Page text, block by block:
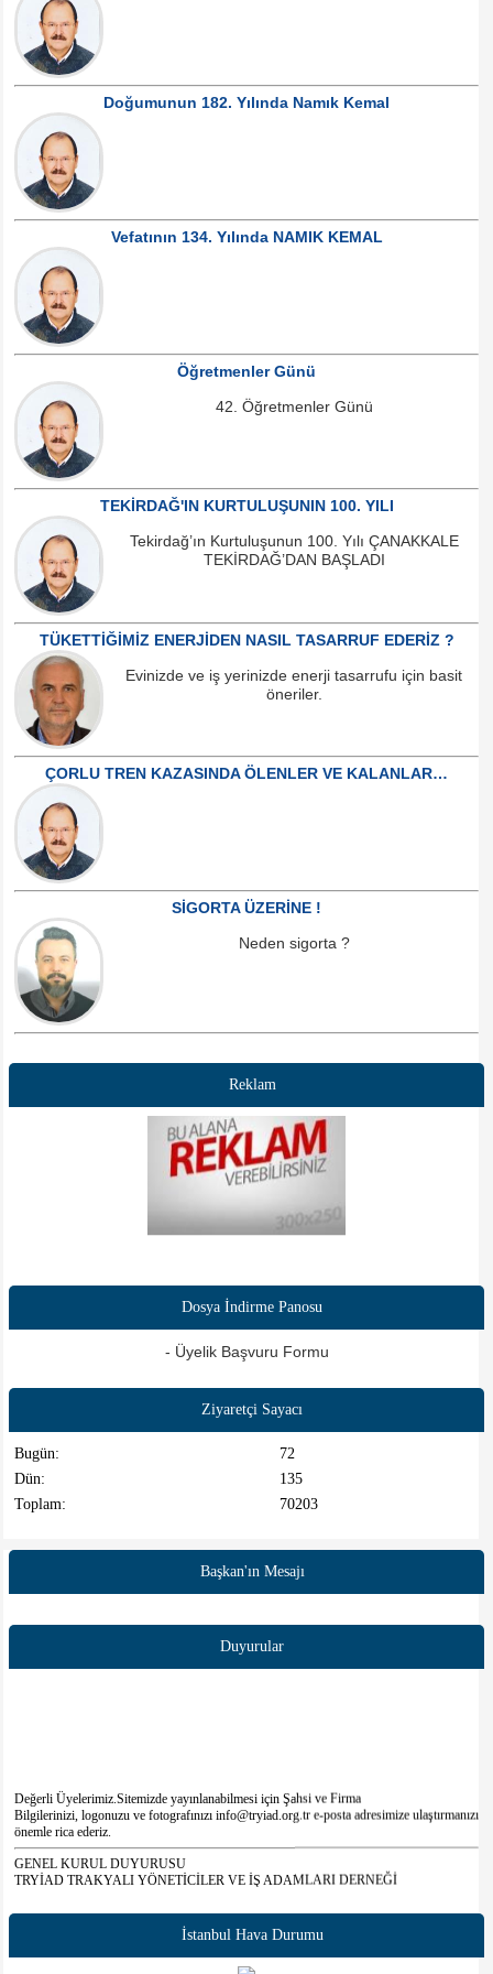
Başkan'ın Mesajı
Duyurular
Değerli Üyelerimiz.Sitemizde yayınlanabilmesi için Şahsi ve Firma
Bilgilerinizi, logonuzu ve fotografınızı info@tryiad.org.tr e-posta adresimize ulaştırmanızı
önemle rica ederiz.
GENEL KURUL DUYURUSU
TRYİAD TRAKYALI YÖNETİCİLER VE İŞ ADAMLARI DERNEĞİ
Toplantısı 23 Eylül 2023 Cumartesi günü saat 10:00’da Bakırköy Zuhuratbaba
Mahallesi Yücetarla Caddesi No 57 Giriş kat Daire 4 İstanbul adresinde yapılacaktır.
Yeterli çoğunluk sağlanamazsa II.Toplantı 30 Eylül 2023 Cumartesi günü saat 10:00’da
İstanbul Hava Durumu
Doğumunun 182. Yılında Namık Kemal
Vefatının 134. Yılında NAMIK KEMAL
Öğretmenler Günü
42. Öğretmenler Günü
TEKİRDAĞ'IN KURTULUŞUNIN 100. YILI
Tekirdağ’ın Kurtuluşunun 100. Yılı ÇANAKKALE
TEKİRDAĞ’DAN BAŞLADI
TÜKETTİĞİMİZ ENERJİDEN NASIL TASARRUF EDERİZ ?
Evinizde ve iş yerinizde enerji tasarrufu için basit
öneriler.
ÇORLU TREN KAZASINDA ÖLENLER VE KALANLAR…
SİGORTA ÜZERİNE !
Neden sigorta ?
Reklam
Dosya İndirme Panosu
- Üyelik Başvuru Formu
Ziyaretçi Sayacı
Bugün:
72
Dün:
135
Toplam:
70203